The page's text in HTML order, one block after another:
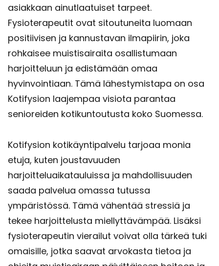
asiakkaan ainutlaatuiset tarpeet.
Fysioterapeutit ovat sitoutuneita luomaan
positiivisen ja kannustavan ilmapiirin, joka
rohkaisee muistisairaita osallistumaan
harjoitteluun ja edistämään omaa
hyvinvointiaan. Tämä lähestymistapa on osa
Kotifysion laajempaa visiota parantaa
senioreiden kotikuntoutusta koko Suomessa.
Kotifysion kotikäyntipalvelu tarjoaa monia
etuja, kuten joustavuuden
harjoitteluaikatauluissa ja mahdollisuuden
saada palvelua omassa tutussa
ympäristössä. Tämä vähentää stressiä ja
tekee harjoittelusta miellyttävämpää. Lisäksi
fysioterapeutin vierailut voivat olla tärkeä tuki
omaisille, jotka saavat arvokasta tietoa ja